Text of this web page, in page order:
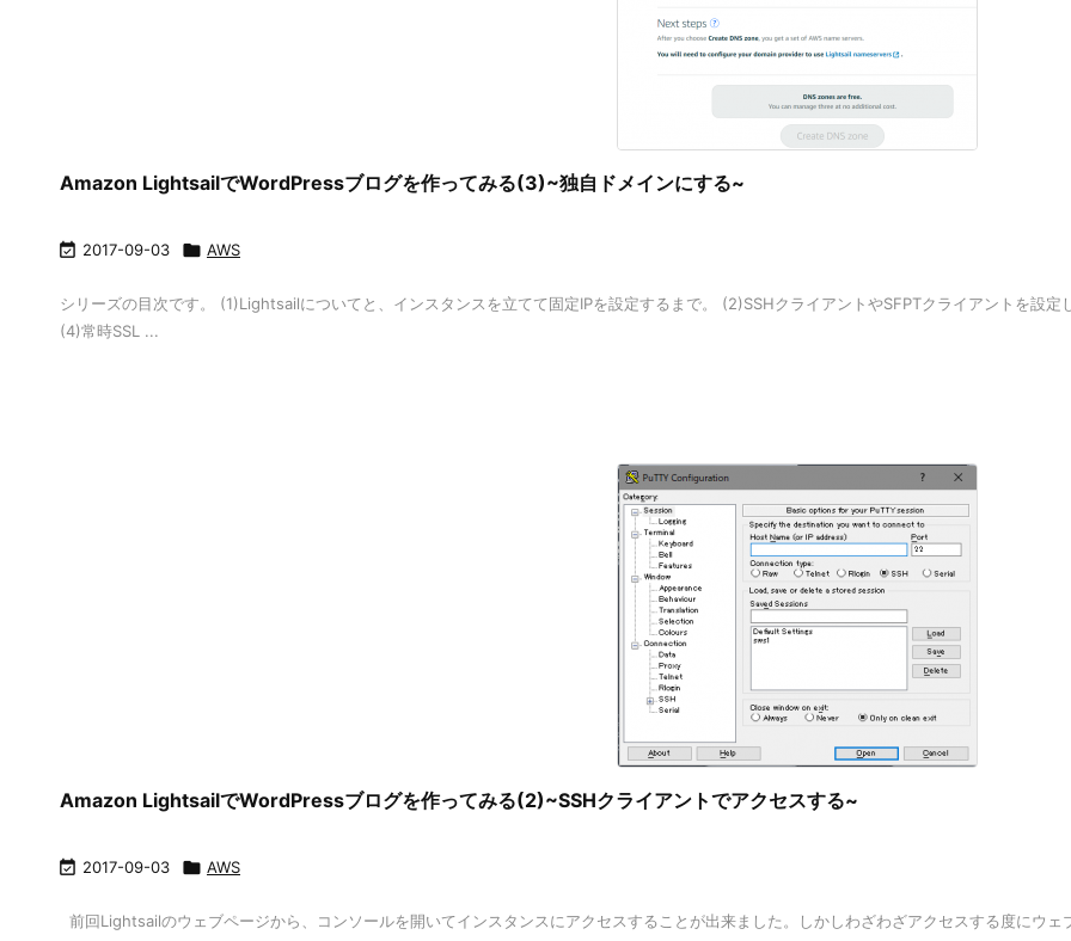
Amazon LightsailでWordPressブログを作ってみる(3)~独自ドメインにする~
 2017-09-03  AWS
シリーズの目次です。 (1)Lightsailについてと、インスタンスを立てて固定IPを設定するまで。 (2)SSHクライアントやSFPTクライアントを設
(4)常時SSL ...
Amazon LightsailでWordPressブログを作ってみる(2)~SSHクライアントでアクセスする~
 2017-09-03  AWS
前回Lightsailのウェブページから、コンソールを開いてインスタンスにアクセスすることが出来ました。しかしわざわざアクセスする度にウ